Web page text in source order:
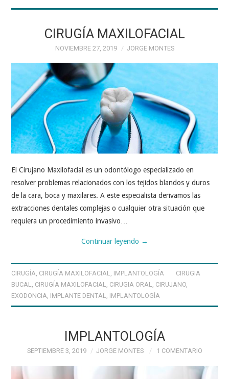
PROFESIONALES
CONTÁCTANOS
CIRUGÍA MAXILOFACIAL
NOVIEMBRE 27, 2019 JORGE MONTES
El Cirujano Maxilofacial es un odontólogo especializado en
resolver problemas relacionados con los tejidos blandos y duros
de la cara, boca y maxilares. A este especialista derivamos las
extracciones dentales complejas o cualquier otra situación que
requiera un procedimiento invasivo…
Continuar leyendo →
CIRUGÍA, CIRUGÍA MAXILOFACIAL, IMPLANTOLOGÍA
CIRUGIA
BUCAL, CIRUGÍA MAXILOFACIAL, CIRUGIA ORAL, CIRUJANO,
EXODONCIA, IMPLANTE DENTAL, IMPLANTOLOGÍA
IMPLANTOLOGÍA
SEPTIEMBRE 3, 2019 JORGE MONTES 1 COMENTARIO